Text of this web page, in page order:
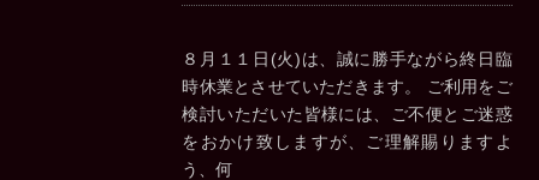
８月１１日(火)は、誠に勝手ながら終日臨
時休業とさせていただきます。 ご利用をご
検討いただいた皆様には、ご不便とご迷惑
をおかけ致しますが、ご理解賜りますよ
う、何